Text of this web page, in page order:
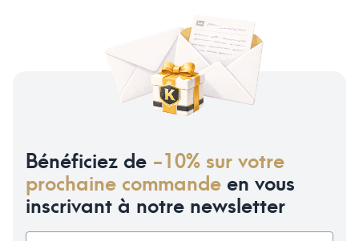
Bénéficiez de -10% sur votre
prochaine commandeen vous
inscrivant à notre newsletter